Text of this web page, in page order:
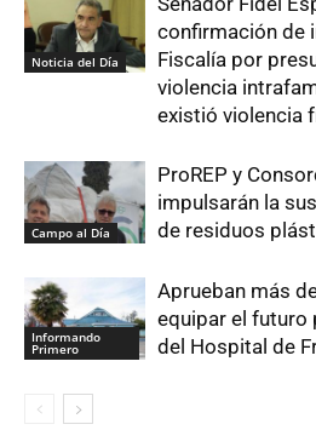
Noticia del Día
confirmación de
Fiscalía por
violencia
existió violencia
Campo al Día
ProREP y
impulsarán la
de residuos
Informando
Primero
Aprueban más
equipar el futuro
del Hospital de